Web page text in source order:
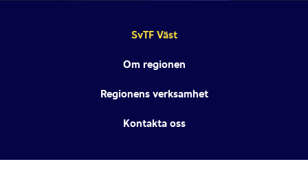
SvTF Väst
Om regionen
Regionens verksamhet
Kontakta oss